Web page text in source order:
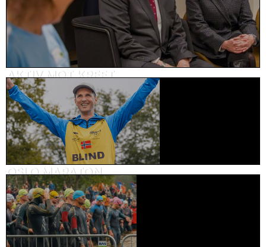
AKTIV MOT KREFT
Brandvideo, helse
OSLO MARATON
Kundehistorie, sport